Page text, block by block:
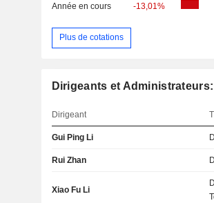
Année en cours -13,01%
Plus de cotations
Dirigeants et
Dirigeant
Gui Ping Li
Rui Zhan
Xiao Fu Li